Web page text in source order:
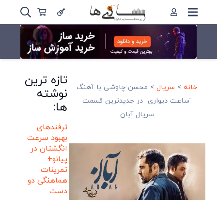
خانه > سریال> محسن چاوشی با آهنگ
“ساعت دیواری” در جدیدترین قسمت
سریال آبان
تازه ترین
نوشته
ها:
ترفندهای
بهبود سرعت
انگشتان در
پیانو+
تمرینات
هماهنگی دو
دست